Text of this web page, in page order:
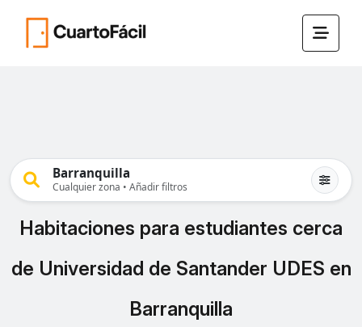
Barranquilla
Cualquier zona • Añadir filtros
Habitaciones para estudiantes cerca
de Universidad de Santander UDES en
Barranquilla